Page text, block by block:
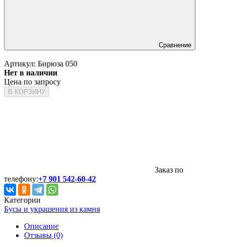
Сравнение
Артикул: Бирюза 050
Нет в наличии
Цена по запросу
В КОРЗИНУ
Заказ по
телефону:+7 901 542-60-42
Категории
Бусы и украшения из камня
Описание
Отзывы (0)